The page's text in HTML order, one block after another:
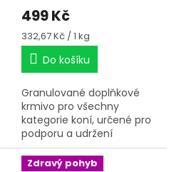
499 Kč
Měrná
cena:
332,67 Kč / 1 kg
Do košíku
Granulované doplňkové
krmivo pro všechny
kategorie koní, určené pro
podporu a udržení
požadovaného stavu kůže,
srsti a kopytní rohoviny.
Zdravý pohyb